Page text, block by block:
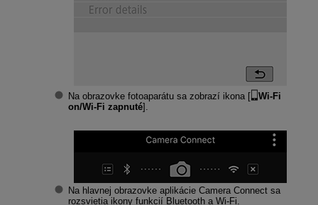
Na obrazovke fotoaparátu sa zobrazí ikona [
Wi-Fi
on/Wi-Fi zapnuté].
Na hlavnej obrazovke aplikácie Camera Connect sa
rozsvietia ikony funkcií Bluetooth a Wi-Fi